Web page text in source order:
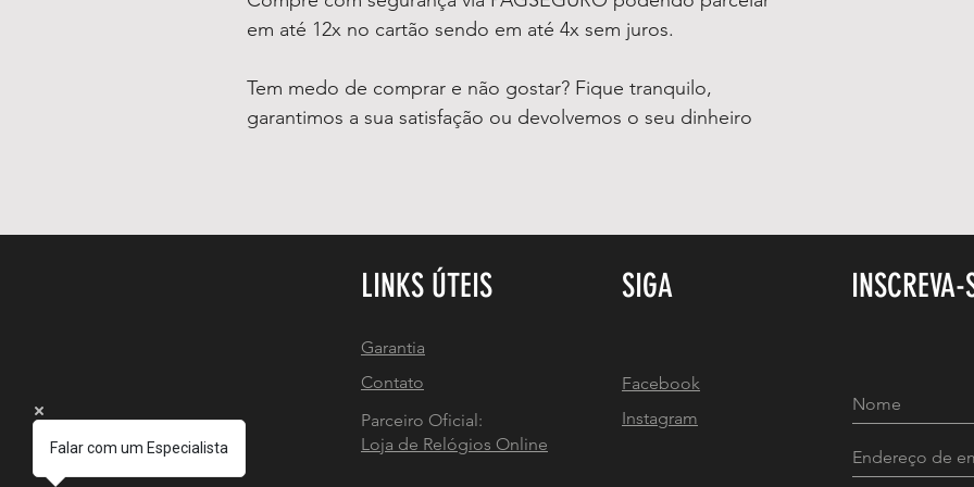
em até 12x no cartão sendo em até 4x sem juros.
Tem medo de comprar e não gostar? Fique tranquilo,
garantimos a sua satisfação ou devolvemos o seu dinheiro
LINKS ÚTEIS SIGA INSCREVA-
Garantia
Contato
Parceiro Oficial:
Loja de Relógios Online
Facebook
Instagram
Falar com um Especialista